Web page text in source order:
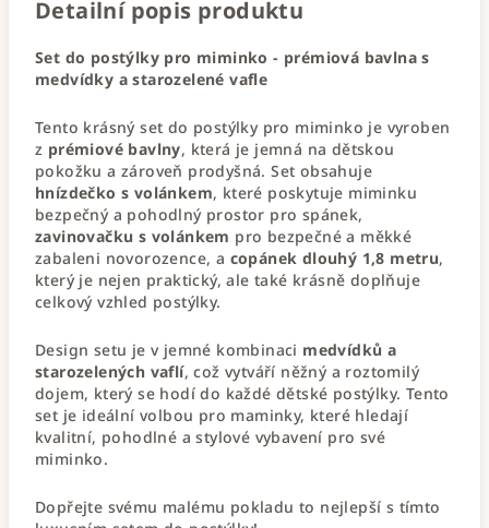
Detailní popis produktu
Set do postýlky pro miminko - prémiová bavlna s
medvídky a starozelené vafle
Tento krásný set do postýlky pro miminko je vyroben
z prémiové bavlny, která je jemná na dětskou
pokožku a zároveň prodyšná. Set obsahuje
hnízdečko s volánkem, které poskytuje miminku
bezpečný a pohodlný prostor pro spánek,
zavinovačku s volánkem pro bezpečné a měkké
zabaleni novorozence, a copánek dlouhý 1,8 metru,
který je nejen praktický, ale také krásně doplňuje
celkový vzhled postýlky.
Design setu je v jemné kombinaci medvídků a
starozelených vaflí, což vytváří něžný a roztomilý
dojem, který se hodí do každé dětské postýlky. Tento
set je ideální volbou pro maminky, které hledají
kvalitní, pohodlné a stylové vybavení pro své
miminko.
Dopřejte svému malému pokladu to nejlepší s tímto